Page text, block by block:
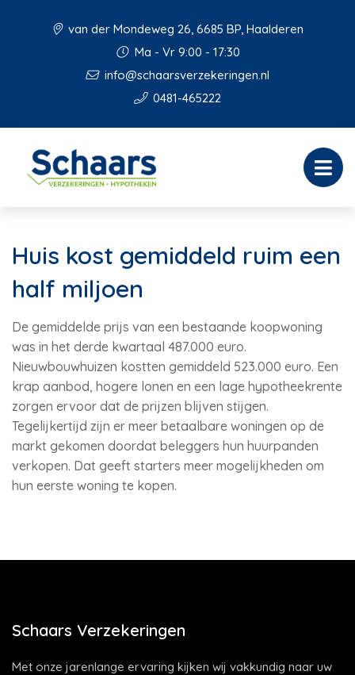
van der Mondeweg 26, 6685 BP, Haalderen
Ma - Vr 9:00 - 17:30
info@schaarsverzekeringen.nl
0481-465222
Huis kost gemiddeld ruim een
half miljoen
De gemiddelde prijs van een bestaande koopwoning
was in het derde kwartaal 487.000 euro.
Nieuwbouwhuizen kostten gemiddeld 523.000 euro. Een
krap aanbod, hogere lonen en een lage hypotheekrente
zorgen ervoor dat de prijzen blijven stijgen.
Tegelijkertijd zijn er meer betaalbare woningen op de
markt gekomen doordat beleggers hun huurpanden
verkopen. Dat geeft starters meer mogelijkheden om
hun eerste woning te kopen.
Schaars Verzekeringen
Met onze jarenlange ervaring kijken wij vakkundig naar uw